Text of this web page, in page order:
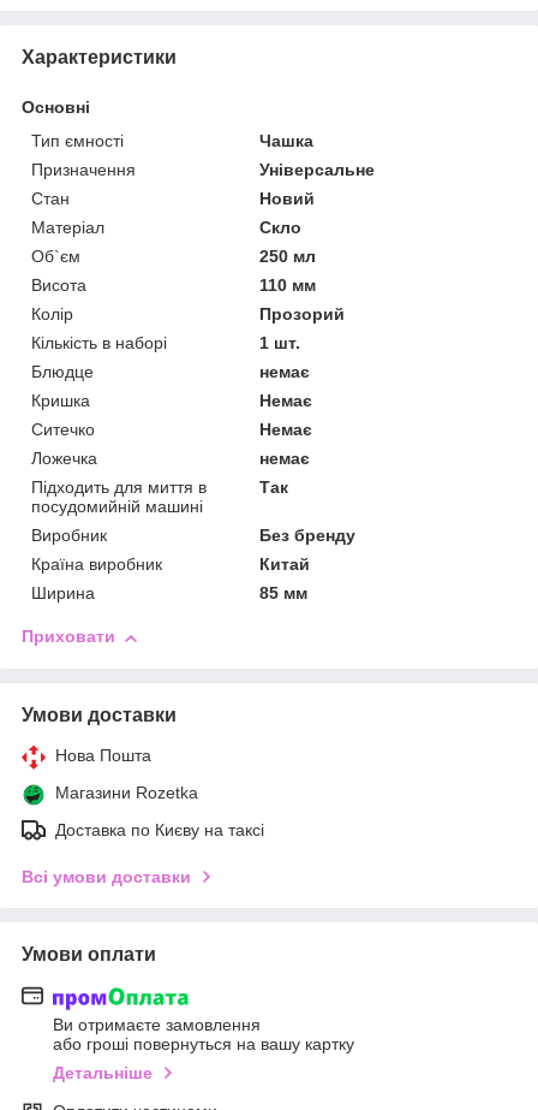
Характеристики
Основні
Тип ємності
Чашка
Призначення
Універсальне
Стан
Новий
Матеріал
Скло
Об`єм
250 мл
Висота
110 мм
Колір
Прозорий
Кількість в наборі
1 шт.
Блюдце
немає
Кришка
Немає
Ситечко
Немає
Ложечка
немає
Підходить для миття в
посудомийній машині
Так
Виробник
Без бренду
Країна виробник
Китай
Ширина
85 мм
Приховати
Умови доставки
Нова Пошта
Магазини Rozetka
Доставка по Києву на таксі
Всі умови доставки
Умови оплати
Ви отримаєте замовлення
або гроші повернуться на вашу картку
Детальніше